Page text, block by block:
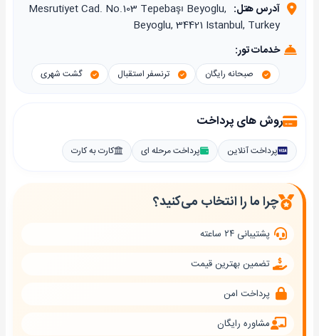
آدرس هتل: Mesrutiyet Cad. No.103 Tepebaşı Beyoglu,
Beyoglu, 34421 Istanbul, Turkey
خدمات تور:
صبحانه رایگان ترنسفر استقبال گشت شهری
روش های پرداخت
پرداخت آنلاین پرداخت مرحله ای کارت به کارت
چرا ما را انتخاب می‌کنید؟
پشتیبانی ۲۴ ساعته
تضمین بهترین قیمت
پرداخت امن
مشاوره رایگان